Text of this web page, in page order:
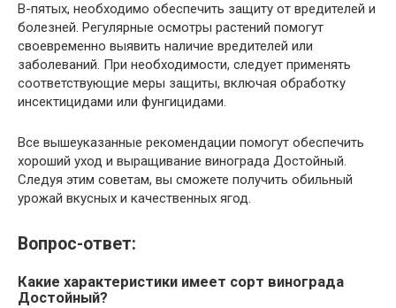
В-пятых, необходимо обеспечить защиту от вредителей и
болезней. Регулярные осмотры растений помогут
своевременно выявить наличие вредителей или
заболеваний. При необходимости, следует применять
соответствующие меры защиты, включая обработку
инсектицидами или фунгицидами.
Все вышеуказанные рекомендации помогут обеспечить
хороший уход и выращивание винограда Достойный.
Следуя этим советам, вы сможете получить обильный
урожай вкусных и качественных ягод.
Вопрос-ответ:
Какие характеристики имеет сорт винограда
Достойный?